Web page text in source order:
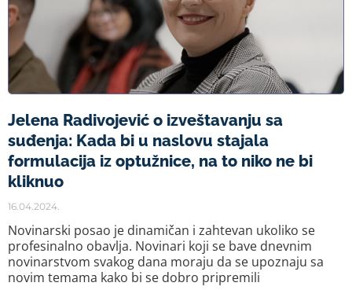
Jelena Radivojević o izveštavanju sa
suđenja: Kada bi u naslovu stajala
formulacija iz optužnice, na to niko ne bi
kliknuo
16.04.2024.
Novinarski posao je dinamičan i zahtevan ukoliko se
profesinalno obavlja. Novinari koji se bave dnevnim
novinarstvom svakog dana moraju da se upoznaju sa
novim temama kako bi se dobro pripremili